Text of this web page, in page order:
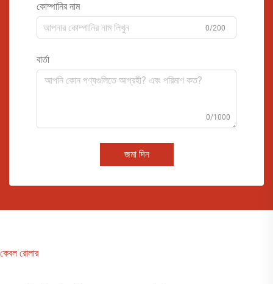
কোম্পানির নাম
0/200
বার্তা
0/1000
জমা দিন
কেবল রোলার